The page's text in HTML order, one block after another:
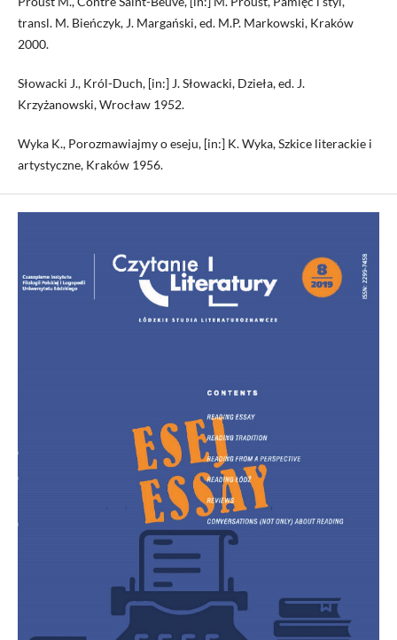
transl. M. Bieńczyk, J. Margański, ed. M.P. Markowski, Kraków
2000.
Słowacki J., Król-Duch, [in:] J. Słowacki, Dzieła, ed. J.
Krzyżanowski, Wrocław 1952.
Wyka K., Porozmawiajmy o eseju, [in:] K. Wyka, Szkice literackie i
artystyczne, Kraków 1956.